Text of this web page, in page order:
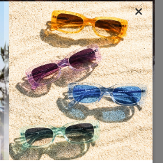
MÁS
×